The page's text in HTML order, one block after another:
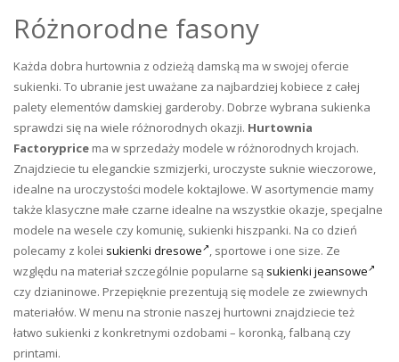
Różnorodne fasony
Każda dobra hurtownia z odzieżą damską ma w swojej ofercie
sukienki. To ubranie jest uważane za najbardziej kobiece z całej
palety elementów damskiej garderoby. Dobrze wybrana sukienka
sprawdzi się na wiele różnorodnych okazji. Hurtownia
Factoryprice ma w sprzedaży modele w różnorodnych krojach.
Znajdziecie tu eleganckie szmizjerki, uroczyste suknie wieczorowe,
idealne na uroczystości modele koktajlowe. W asortymencie mamy
także klasyczne małe czarne idealne na wszystkie okazje, specjalne
modele na wesele czy komunię, sukienki hiszpanki. Na co dzień
polecamy z kolei sukienki dresowe , sportowe i one size. Ze
względu na materiał szczególnie popularne są sukienki jeansowe
czy dzianinowe. Przepięknie prezentują się modele ze zwiewnych
materiałów. W menu na stronie naszej hurtowni znajdziecie też
łatwo sukienki z konkretnymi ozdobami – koronką, falbaną czy
printami.